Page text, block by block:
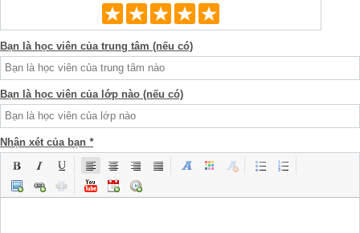
Bạn là học viên của trung tâm (nếu có)
Bạn là học viên của lớp nào (nếu có)
Nhận xét của bạn *